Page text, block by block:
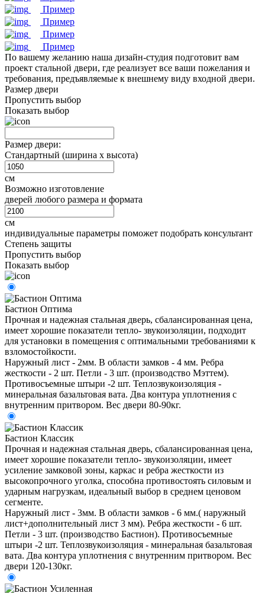
Пример
Пример
Пример
Пример
По вашему желанию наша дизайн-студия подготовит вам
проект стальной двери, где реализует все ваши пожелания и
требования, предъявляемые к внешнему виду входной двери.
Размер двери
Пропустить выбор
Показать выбор
Размер двери:
Стандартный (ширина х высота)
см
Возможно изготовление
дверей любого размера и формата
см
индивидуальные параметры поможет подобрать консультант
Степень защиты
Пропустить выбор
Показать выбор
Бастион Оптима
Прочная и надежная стальная дверь, сбалансированная цена,
имеет хорошие показатели тепло- звукоизоляции, подходит
для установки в помещения с оптимальными требованиями к
взломостойкости.
Наружный лист - 2мм. В области замков - 4 мм. Ребра
жесткости - 2 шт. Петли - 3 шт. (производство Мэттем).
Противосъемные штыри -2 шт. Теплозвукоизоляция -
минеральная базальтовая вата. Два контура уплотнения с
внутренним притвором. Вес двери 80-90кг.
Бастион Классик
Прочная и надежная стальная дверь, сбалансированная цена,
имеет хорошие показатели тепло- звукоизоляции, имеет
усиление замковой зоны, каркас и ребра жесткости из
высокопрочного уголка, способна противостоять силовым и
ударным нагрузкам, идеальный выбор в среднем ценовом
сегменте.
Наружный лист - 3мм. В области замков - 6 мм.( наружный
лист+дополнительный лист 3 мм). Ребра жесткости - 6 шт.
Петли - 3 шт. (производство Бастион). Противосъемные
штыри -2 шт. Теплозвукоизоляция - минеральная базальтовая
вата. Два контура уплотнения с внутренним притвором. Вес
двери 120-130кг.